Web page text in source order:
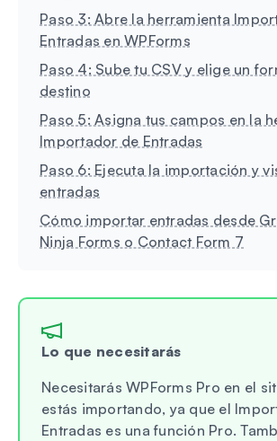
Paso 3: Abre la herramienta
Entradas en WPForms
Paso 4: Sube tu CSV y elige un
destino
Paso 5: Asigna tus campos en la
Importador de Entradas
Paso 6: Ejecuta la importación y
entradas
Cómo importar entradas desde
Ninja Forms o Contact Form 7
Lo que necesitarás
Necesitarás WPForms Pro en el
estás importando, ya que el
Entradas es una función Pro.